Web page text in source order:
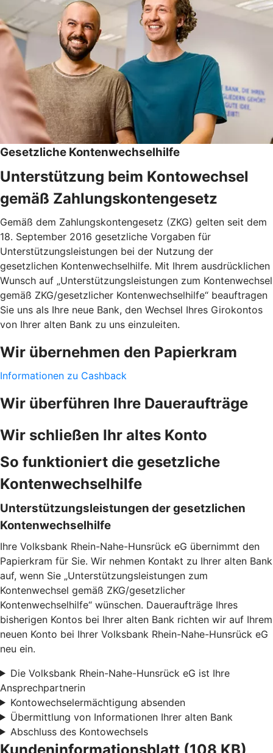
Gesetzliche Kontenwechselhilfe
Unterstützung beim Kontowechsel
gemäß Zahlungskontengesetz
Gemäß dem Zahlungskontengesetz (ZKG) gelten seit dem
18. September 2016 gesetzliche Vorgaben für
Unterstützungsleistungen bei der Nutzung der
gesetzlichen Kontenwechselhilfe. Mit Ihrem ausdrücklichen
Wunsch auf „Unterstützungsleistungen zum Kontenwechsel
gemäß ZKG/gesetzlicher Kontenwechselhilfe“ beauftragen
Sie uns als Ihre neue Bank, den Wechsel Ihres Girokontos
von Ihrer alten Bank zu uns einzuleiten.
Wir übernehmen den Papierkram
Informationen zu Cashback
Wir überführen Ihre Daueraufträge
Wir schließen Ihr altes Konto
So funktioniert die gesetzliche
Kontenwechselhilfe
Unterstützungsleistungen der gesetzlichen
Kontenwechselhilfe
Ihre Volksbank Rhein-Nahe-Hunsrück eG übernimmt den
Papierkram für Sie. Wir nehmen Kontakt zu Ihrer alten Bank
auf, wenn Sie „Unterstützungsleistungen zum
Kontenwechsel gemäß ZKG/gesetzlicher
Kontenwechselhilfe“ wünschen. Daueraufträge Ihres
bisherigen Kontos bei Ihrer alten Bank richten wir auf Ihrem
neuen Konto bei Ihrer Volksbank Rhein-Nahe-Hunsrück eG
neu ein.
Die Volksbank Rhein-Nahe-Hunsrück eG ist Ihre
Ansprechpartnerin
Kontowechselermächtigung absenden
Übermittlung von Informationen Ihrer alten Bank
Abschluss des Kontowechsels
Kundeninformationsblatt (108 KB)